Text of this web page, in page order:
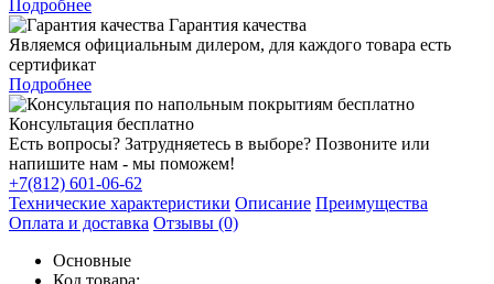
Подробнее
Гарантия качества
Являемся официальным дилером, для каждого товара есть
сертификат
Подробнее
Консультация бесплатно
Есть вопросы? Затрудняетесь в выборе? Позвоните или
напишите нам - мы поможем!
+7(812) 601-06-62
Технические характеристики Описание Преимущества
Оплата и доставка Отзывы (0)
Основные
Код товара: